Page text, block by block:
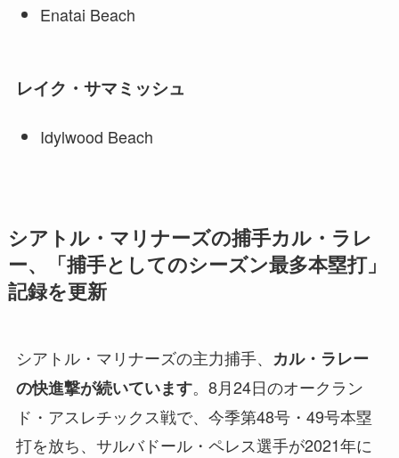
Enatai Beach
レイク・サマミッシュ
Idylwood Beach
シアトル・マリナーズの捕手カル・ラレ
ー、「捕手としてのシーズン最多本塁打」
記録を更新
シアトル・マリナーズの主力捕手、 カル・ラレー
の快進撃が続いています。8月24日のオークラン
ド・アスレチックス戦で、今季第48号・49号本塁
打を放ち、サルバドール・ペレス選手が2021年に